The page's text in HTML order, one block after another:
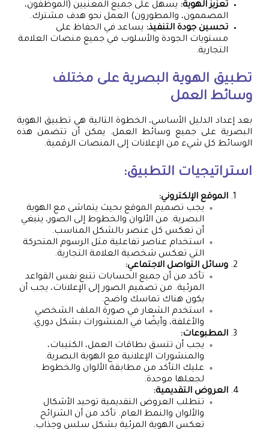
تعزيز الهوية: يسهل على جميع المعنيين (الموظفون،
المصممون، والمطورون) العمل نحو هدف مشترك.
تحسين جودة التنفيذ: يساعد في الحفاظ على
مستويات الجودة والأسلوب في جميع منصات العلامة
التجارية.
تطبيق الهوية البصرية على مختلف
وسائط العمل
بعد إعداد الدليل الأساسي، الخطوة التالية هي تطبيق الهوية
البصرية على جميع وسائط العمل. يمكن أن تتضمن هذه
الوسائط كل شيء من الإعلانات إلى المنصات الرقمية.
استراتيجيات التطبيق:
الموقع الإلكتروني:
يجب تصميم الموقع بحيث يتماشى مع الهوية
البصرية. من الألوان والخطوط إلى الصور، ينبغي
أن تعكس كل عنصر بالشكل المناسب.
استخدام عناصر تفاعلية مثل الرسوم المتحركة
التي تعكس شخصية العلامة التجارية.
وسائل التواصل الاجتماعي:
تأكد من أن جميع الحسابات تتبع نفس القواعد
المرئية. من تصميم الصور إلى الإعلانات، يجب أن
يكون هناك تماسك واضح.
استخدم الشعار في صورة الملف الشخصي
والأغلفة، وأيضًا في المنشورات بشكل دوري.
المطبوعات:
يجب أن تتسق بطاقات العمل، الكتيبات،
والمنشورات الإعلانية مع الهوية البصرية.
عليك التأكد من مطابقة الألوان والخطوط
لجعلها موحدة.
العروض التقديمية:
تتطلب العروض التقديمية توحيد الأشكال
والألوان والنمط العام. تأكد من أن الشرائح
تعكس الهوية المرئية بشكل سلس وجذاب.